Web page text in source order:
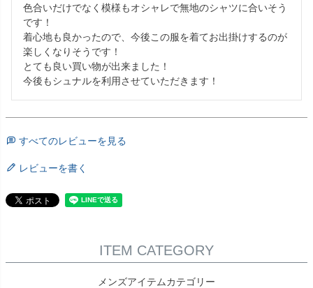
色合いだけでなく模様もオシャレで無地のシャツに合いそう
です！
着心地も良かったので、今後この服を着てお出掛けするのが
楽しくなりそうです！
とても良い買い物が出来ました！
今後もシュナルを利用させていただきます！
すべてのレビューを見る
レビューを書く
ITEM CATEGORY
メンズアイテムカテゴリー